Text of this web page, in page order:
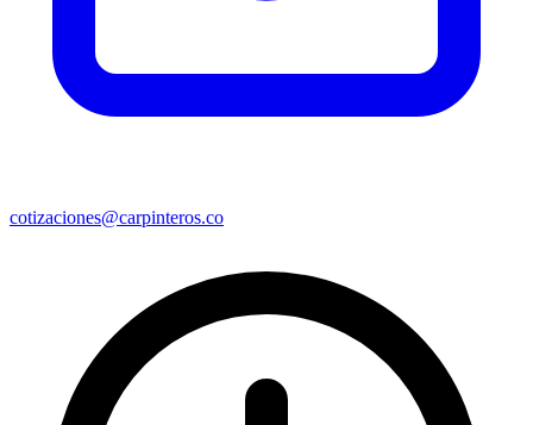
cotizaciones@carpinteros.co